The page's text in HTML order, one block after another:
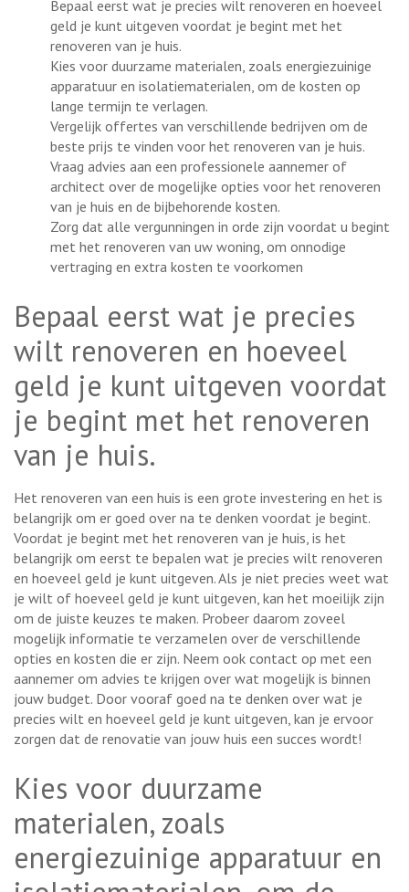
Bepaal eerst wat je precies wilt renoveren en hoeveel
geld je kunt uitgeven voordat je begint met het
renoveren van je huis.
Kies voor duurzame materialen, zoals energiezuinige
apparatuur en isolatiematerialen, om de kosten op
lange termijn te verlagen.
Vergelijk offertes van verschillende bedrijven om de
beste prijs te vinden voor het renoveren van je huis.
Vraag advies aan een professionele aannemer of
architect over de mogelijke opties voor het renoveren
van je huis en de bijbehorende kosten.
Zorg dat alle vergunningen in orde zijn voordat u begint
met het renoveren van uw woning, om onnodige
vertraging en extra kosten te voorkomen
Bepaal eerst wat je precies
wilt renoveren en hoeveel
geld je kunt uitgeven voordat
je begint met het renoveren
van je huis.
Het renoveren van een huis is een grote investering en het is
belangrijk om er goed over na te denken voordat je begint.
Voordat je begint met het renoveren van je huis, is het
belangrijk om eerst te bepalen wat je precies wilt renoveren
en hoeveel geld je kunt uitgeven. Als je niet precies weet wat
je wilt of hoeveel geld je kunt uitgeven, kan het moeilijk zijn
om de juiste keuzes te maken. Probeer daarom zoveel
mogelijk informatie te verzamelen over de verschillende
opties en kosten die er zijn. Neem ook contact op met een
aannemer om advies te krijgen over wat mogelijk is binnen
jouw budget. Door vooraf goed na te denken over wat je
precies wilt en hoeveel geld je kunt uitgeven, kan je ervoor
zorgen dat de renovatie van jouw huis een succes wordt!
Kies voor duurzame
materialen, zoals
energiezuinige apparatuur en